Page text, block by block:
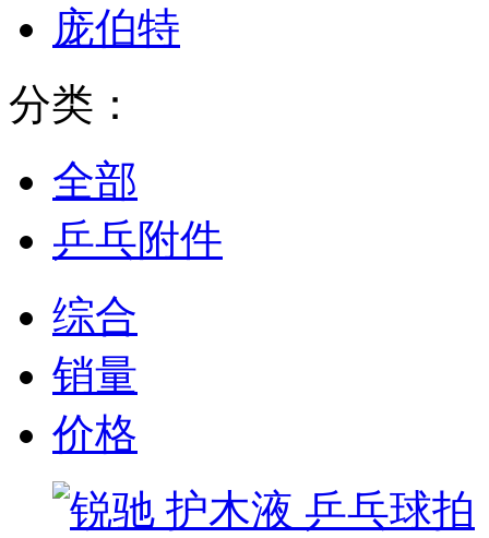
庞伯特
分类：
全部
乒乓附件
综合
销量
价格